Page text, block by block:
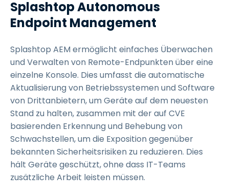
Splashtop Autonomous
Endpoint Management
Splashtop AEM ermöglicht einfaches Überwachen
und Verwalten von Remote-Endpunkten über eine
einzelne Konsole. Dies umfasst die automatische
Aktualisierung von Betriebssystemen und Software
von Drittanbietern, um Geräte auf dem neuesten
Stand zu halten, zusammen mit der auf CVE
basierenden Erkennung und Behebung von
Schwachstellen, um die Exposition gegenüber
bekannten Sicherheitsrisiken zu reduzieren. Dies
hält Geräte geschützt, ohne dass IT-Teams
zusätzliche Arbeit leisten müssen.